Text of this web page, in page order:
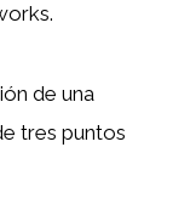
de una
tres puntos